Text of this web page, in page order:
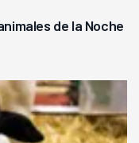
de la Noche